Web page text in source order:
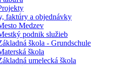
faktúry a objednávky
Medzev
podnik služieb
škola - Grundschule
škola
umelecká škola